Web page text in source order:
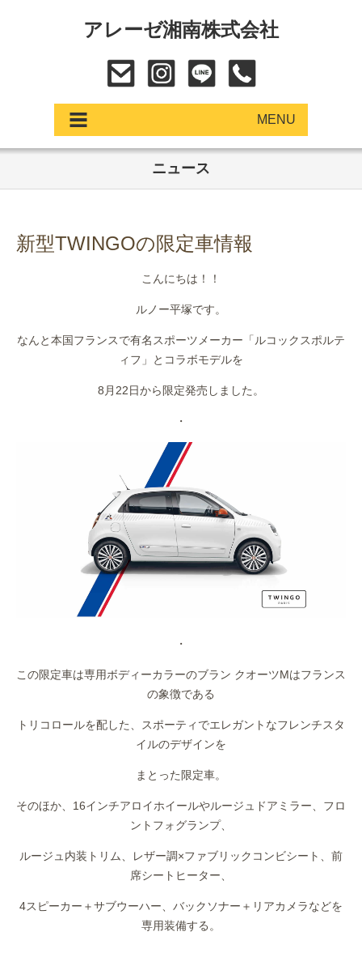
アレーゼ湘南株式会社
MENU
中古車
ニュース
新型TWINGOの限定車情報
こんにちは！！
ルノー平塚です。
なんと本国フランスで有名スポーツメーカー「ルコックスポルテ
ィフ」とコラボモデルを
8月22日から限定発売しました。
・
・
この限定車は専用ボディーカラーのブラン クオーツMはフランス
の象徴である
トリコロールを配した、スポーティでエレガントなフレンチスタ
イルのデザインを
まとった限定車。
そのほか、16インチアロイホイールやルージュドアミラー、フロ
ントフォグランプ、
ルージュ内装トリム、レザー調×ファブリックコンビシート、前
席シートヒーター、
4スピーカー＋サブウーハー、バックソナー＋リアカメラなどを
専用装備する。